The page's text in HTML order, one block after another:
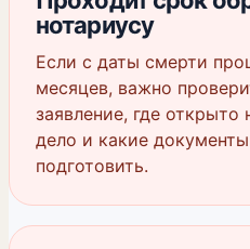
нотариусу
Если с даты смерти
месяцев, важно
заявление, где открыто
дело и какие
подготовить.